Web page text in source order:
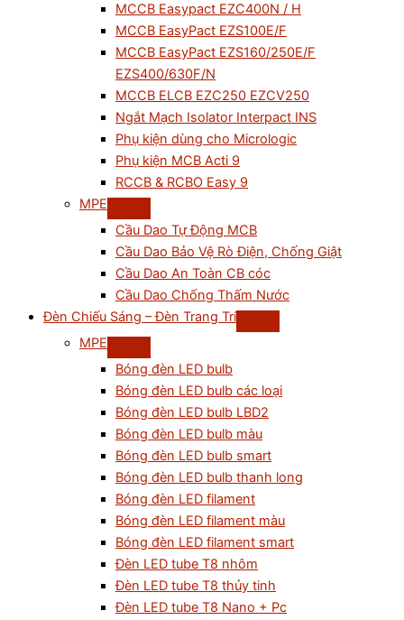
MCCB Easypact EZC400N / H
MCCB EasyPact EZS100E/F
MCCB EasyPact EZS160/250E/F
EZS400/630F/N
MCCB ELCB EZC250 EZCV250
Ngắt Mạch Isolator Interpact INS
Phụ kiện dùng cho Micrologic
Phụ kiện MCB Acti 9
RCCB & RCBO Easy 9
MPE
Cầu Dao Tự Động MCB
Cầu Dao Bảo Vệ Rò Điện, Chống Giật
Cầu Dao An Toàn CB cóc
Cầu Dao Chống Thấm Nước
Đèn Chiếu Sáng – Đèn Trang Trí
MPE
Bóng đèn LED bulb
Bóng đèn LED bulb các loại
Bóng đèn LED bulb LBD2
Bóng đèn LED bulb màu
Bóng đèn LED bulb smart
Bóng đèn LED bulb thanh long
Bóng đèn LED filament
Bóng đèn LED filament màu
Bóng đèn LED filament smart
Đèn LED tube T8 nhôm
Đèn LED tube T8 thủy tinh
Đèn LED tube T8 Nano + Pc